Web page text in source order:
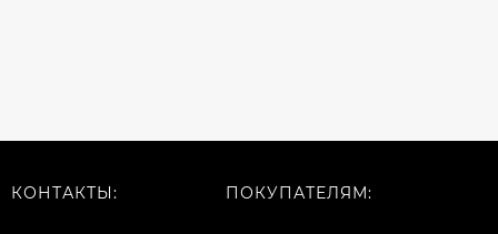
КОНТАКТЫ: ПОКУПАТЕЛЯМ: